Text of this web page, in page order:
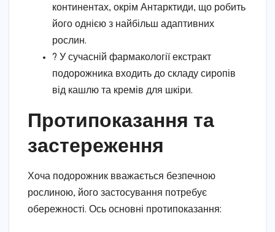
континентах, окрім Антарктиди, що робить
його однією з найбільш адаптивних
рослин.
? У сучасній фармакології екстракт
подорожника входить до складу сиропів
від кашлю та кремів для шкіри.
Протипоказання та
застереження
Хоча подорожник вважається безпечною
рослиною, його застосування потребує
обережності. Ось основні протипоказання: